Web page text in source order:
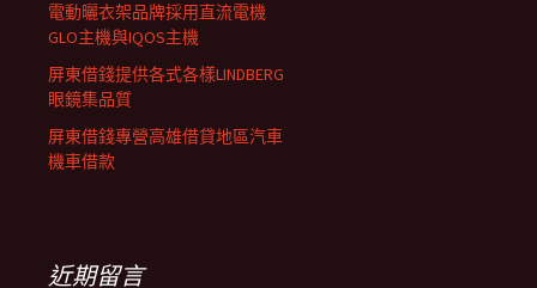
電動曬衣架品牌採用直流電機
GLO主機與IQOS主機
屏東借錢提供各式各樣LINDBERG
眼鏡集品質
屏東借錢專營高雄借貸地區汽車
機車借款
近期留言